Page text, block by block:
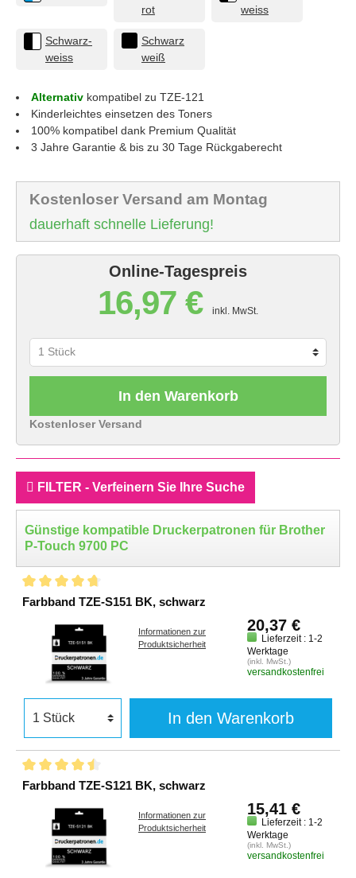
rot
weiss
Schwarz-
weiss
Schwarz
weiß
Alternativ kompatibel zu TZE-121
Kinderleichtes einsetzen des Toners
100% kompatibel dank Premium Qualität
3 Jahre Garantie & bis zu 30 Tage Rückgaberecht
Kostenloser Versand am Montag
dauerhaft schnelle Lieferung!
Online-Tagespreis
16,97 € inkl. MwSt.
In den Warenkorb
Kostenloser Versand
FILTER - Verfeinern Sie Ihre Suche
Günstige kompatible Druckerpatronen für Brother
P-Touch 9700 PC
Farbband TZE-S151 BK, schwarz
Informationen zur
Produktsicherheit
20,37 €
Lieferzeit : 1-2
Werktage
(inkl. MwSt.)
versandkostenfrei
In den Warenkorb
Farbband TZE-S121 BK, schwarz
Informationen zur
Produktsicherheit
15,41 €
Lieferzeit : 1-2
Werktage
(inkl. MwSt.)
versandkostenfrei